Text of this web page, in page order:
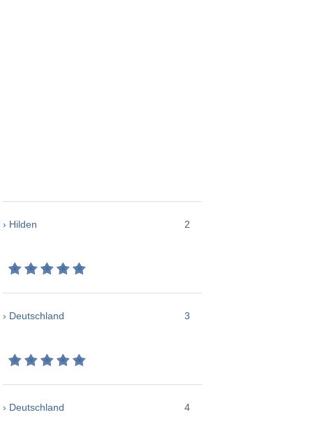
› Hilden 2
› Deutschland 3
› Deutschland 4